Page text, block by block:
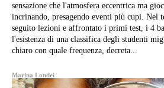
sensazione che l'atmosfera eccentrica ma
incrinando, presagendo eventi più cupi. Nel
seguito lezioni e affrontato i primi test, i 4
l'esistenza di una classifica degli studenti
chiaro con quale frequenza, decreta...
Marina Londei